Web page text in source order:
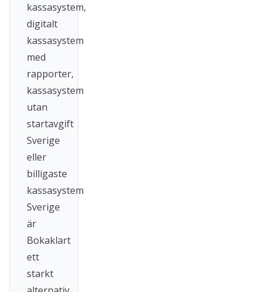
kassasystem,
digitalt
kassasystem
med
rapporter,
kassasystem
utan
startavgift
Sverige
eller
billigaste
kassasystem
Sverige
är
Bokaklart
ett
starkt